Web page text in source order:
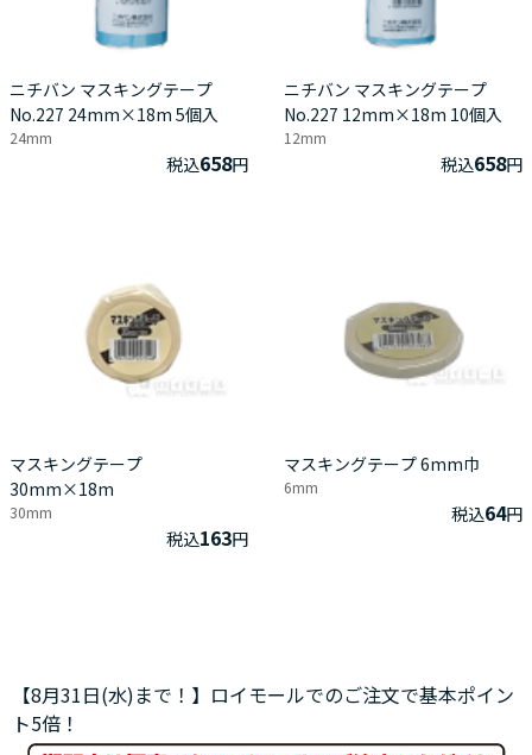
ニチバン マスキングテープ
No.227 24mm×18m 5個入
24mm
税込658円
ニチバン マスキングテープ
No.227 12mm×18m 10個入
12mm
税込658円
マスキングテープ
30mm×18m
30mm
税込163円
マスキングテープ 6mm巾
6mm
税込64円
【8月31日(水)まで！】ロイモールでのご注文で基本ポイン
ト5倍！